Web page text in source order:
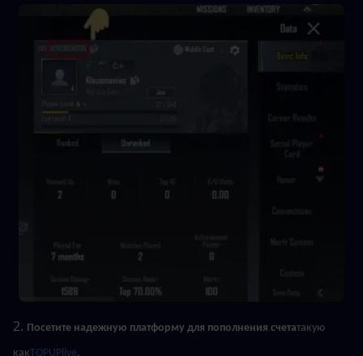
2. Посетите надежную платформу для пополнения счетатакую
какTOPUPlive.